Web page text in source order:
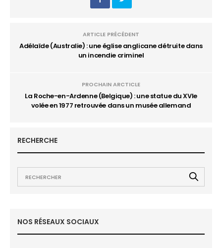
ARTICLE PRÉCÉDENT
Adélaïde (Australie) : une église anglicane détruite dans
un incendie criminel
PROCHAIN ARCTICLE
La Roche-en-Ardenne (Belgique) : une statue du XVIe
volée en 1977 retrouvée dans un musée allemand
RECHERCHE
NOS RÉSEAUX SOCIAUX